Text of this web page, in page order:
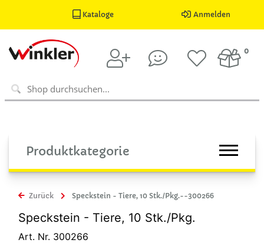
Kataloge Anmelden
0
Produktkategorie
Zurück Speckstein - Tiere, 10 Stk./Pkg.--300266
Speckstein - Tiere, 10 Stk./Pkg.
Art. Nr. 300266